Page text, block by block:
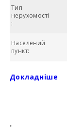
Тип
нерухомості
:
Населений
пункт:
Докладніше
.